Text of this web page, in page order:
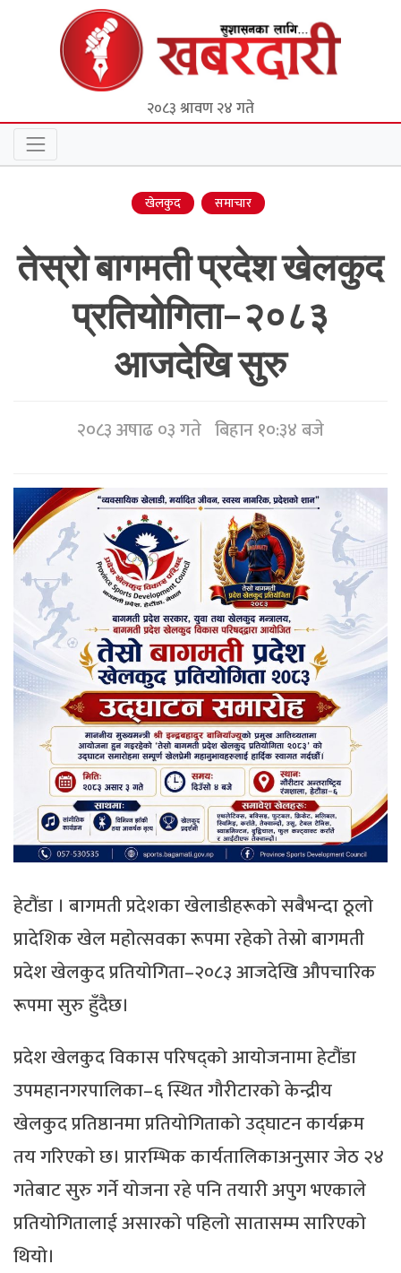
२०८३ श्रावण २४ गते
खेलकुद समाचार
तेस्रो बागमती प्रदेश खेलकुद
प्रतियोगिता–२०८३
आजदेखि सुरु
२०८३ अषाढ ०३ गते बिहान १०:३४ बजे
हेटौंडा । बागमती प्रदेशका खेलाडीहरूको सबैभन्दा ठूलो
प्रादेशिक खेल महोत्सवका रूपमा रहेको तेस्रो बागमती
प्रदेश खेलकुद प्रतियोगिता–२०८३ आजदेखि औपचारिक
रूपमा सुरु हुँदैछ।
प्रदेश खेलकुद विकास परिषद्को आयोजनामा हेटौंडा
उपमहानगरपालिका–६ स्थित गौरीटारको केन्द्रीय
खेलकुद प्रतिष्ठानमा प्रतियोगिताको उद्घाटन कार्यक्रम
तय गरिएको छ। प्रारम्भिक कार्यतालिकाअनुसार जेठ २४
गतेबाट सुरु गर्ने योजना रहे पनि तयारी अपुग भएकाले
प्रतियोगितालाई असारको पहिलो सातासम्म सारिएको
थियो।